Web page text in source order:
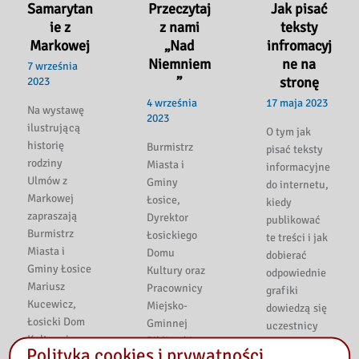
Samarytan
ie z
Markowej
7 września
2023
Na wystawę
ilustrującą
historię
rodziny
Ulmów z
Markowej
zapraszają
Burmistrz
Miasta i
Gminy Łosice
Mariusz
Kucewicz,
Łosicki Dom
Kultury i
Przeczytaj
z nami
„Nad
Niemniem
”
4 września
2023
Burmistrz
Miasta i
Gminy
Łosice,
Dyrektor
Łosickiego
Domu
Kultury oraz
Pracownicy
Miejsko-
Gminnej
Biblioteki
Jak pisać
teksty
infromacyj
ne na
stronę
17 maja 2023
O tym jak
pisać teksty
informacyjne
do internetu,
kiedy
publikować
te treści i jak
dobierać
odpowiednie
grafiki
dowiedzą się
uczestnicy